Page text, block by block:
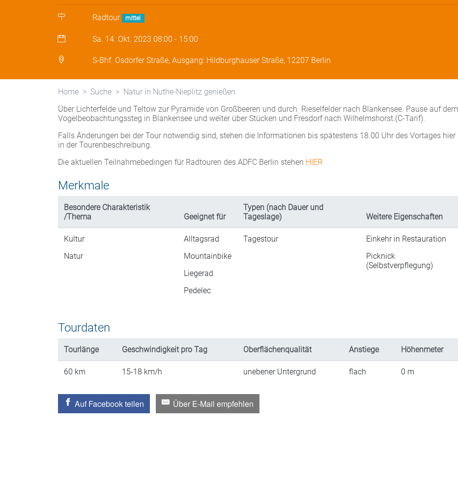
Radtour mittel
Sa. 14. Okt. 2023 08:00 - 15:00
S-Bhf. Osdorfer Straße, Ausgang: Hildburghauser Straße, 12207 Berlin
Home Suche
Natur in Nuthe-Nieplitz genießen
Über Lichterfelde und Teltow zur Pyramide von Großbeeren und durch Rieselfelder nach Blankensee. Pause auf dem
Vogelbeobachtungssteg in Blankensee und weiter über Stücken und Fresdorf nach Wilhelmshorst.(C-Tarif).
Falls Änderungen bei der Tour notwendig sind, stehen die Informationen bis spätestens 18.00 Uhr des Vortages hier
in der Tourenbeschreibung.
Die aktuellen Teilnahmebedingen für Radtouren des ADFC Berlin stehen HIER
Merkmale
Besondere Charakteristik
/Thema
Geeignet für
Typen (nach Dauer und
Tageslage)
Weitere Eigenschaften
Kultur
Natur
Alltagsrad
Mountainbike
Liegerad
Pedelec
Tagestour
Einkehr in Restauration
Picknick
(Selbstverpflegung)
Tourdaten
Tourlänge Geschwindigkeit pro Tag Oberflächenqualität Anstiege Höhenmeter
60 km 15-18 km/h unebener Untergrund flach 0 m
Auf Facebook teilen Über E-Mail empfehlen